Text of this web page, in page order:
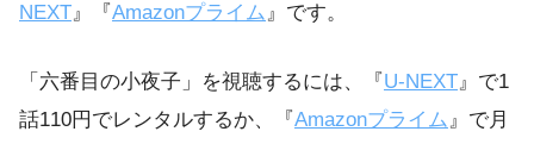
NEXT』『Amazonプライム』です。
「六番目の小夜子」を視聴するには、『U-NEXT 』で1
話110円でレンタルするか、『Amazonプライム 』で月